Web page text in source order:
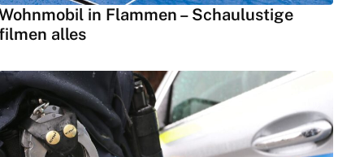
in Flammen – Schaulustige
alles